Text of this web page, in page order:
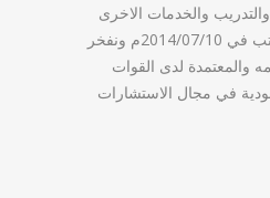
والخدمات الاخرى
المساندة. تاسس المكتب في 2014/07/10م ونفخر
والمعتمدة لدى القوات
في مجال الاستشارات